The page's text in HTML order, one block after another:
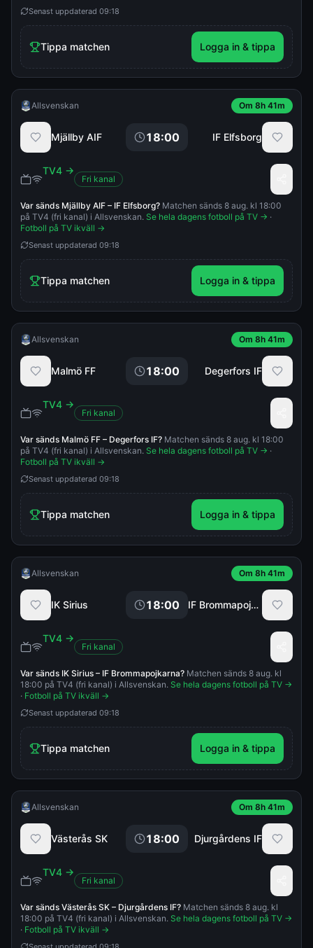
Senast uppdaterad 09:18
Tippa matchen Logga in & tippa
Allsvenskan Om 8h 41m
Mjällby AIF 18:00 IF Elfsborg
TV4 →
Fri kanal
Var sänds Mjällby AIF – IF Elfsborg? Matchen sänds 8 aug. kl 18:00
på TV4 (fri kanal) i Allsvenskan. Se hela dagens fotboll på TV → ·
Fotboll på TV ikväll →
Senast uppdaterad 09:18
Tippa matchen Logga in & tippa
Allsvenskan Om 8h 41m
Malmö FF 18:00 Degerfors IF
TV4 →
Fri kanal
Var sänds Malmö FF – Degerfors IF? Matchen sänds 8 aug. kl 18:00
på TV4 (fri kanal) i Allsvenskan. Se hela dagens fotboll på TV → ·
Fotboll på TV ikväll →
Senast uppdaterad 09:18
Tippa matchen Logga in & tippa
Allsvenskan Om 8h 41m
IK Sirius 18:00 IF Brommapojkarna
TV4 →
Fri kanal
Var sänds IK Sirius – IF Brommapojkarna? Matchen sänds 8 aug. kl
18:00 på TV4 (fri kanal) i Allsvenskan. Se hela dagens fotboll på TV →
· Fotboll på TV ikväll →
Senast uppdaterad 09:18
Tippa matchen Logga in & tippa
Allsvenskan Om 8h 41m
Västerås SK 18:00 Djurgårdens IF
TV4 →
Fri kanal
Var sänds Västerås SK – Djurgårdens IF? Matchen sänds 8 aug. kl
18:00 på TV4 (fri kanal) i Allsvenskan. Se hela dagens fotboll på TV →
· Fotboll på TV ikväll →